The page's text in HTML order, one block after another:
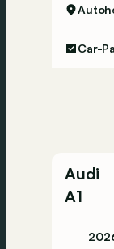
Car-
Audi
A1